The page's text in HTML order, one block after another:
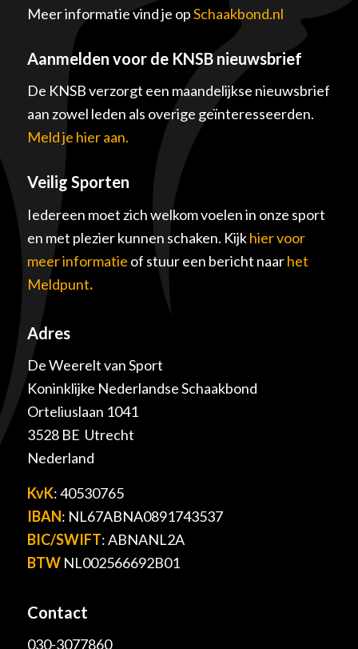
Meer informatie vind je opSchaakbond.nl
Aanmelden voor de KNSB nieuwsbrief
De KNSB verzorgt een maandelijkse nieuwsbrief
aan zowel leden als overige geïnteresseerden.
Meld je hier aan.
Veilig Sporten
Iedereen moet zich welkom voelen in onze sport
en met plezier kunnen schaken. Kijkhier voor
meer informatie of stuur een bericht naarhet
Meldpunt.
Adres
De Weerelt van Sport
Koninklijke Nederlandse Schaakbond
Orteliuslaan 1041
3528 BE Utrecht
Nederland
KvK: 40530765
IBAN: NL67ABNA0891743537
BIC/SWIFT: ABNANL2A
BTWNL002566692B01
Contact
030-3077860